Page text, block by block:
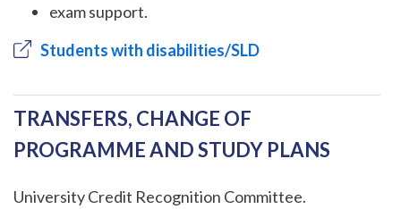
exam support.
Students with disabilities/SLD
TRANSFERS, CHANGE OF
PROGRAMME AND STUDY PLANS
University Credit Recognition Committee.